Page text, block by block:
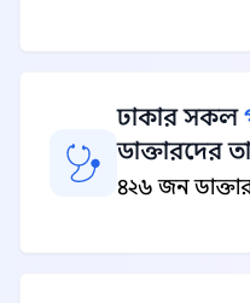
ঢাকার সকল
ডাক্তারদের
৪২৬ জন